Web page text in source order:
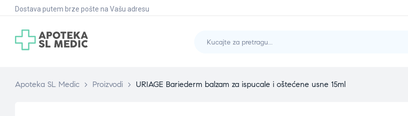
Dostava putem brze pošte na Vašu adresu
Apoteka SL Medic > Proizvodi > URIAGE Bariederm balzam za ispucale i oštećene usne 15ml